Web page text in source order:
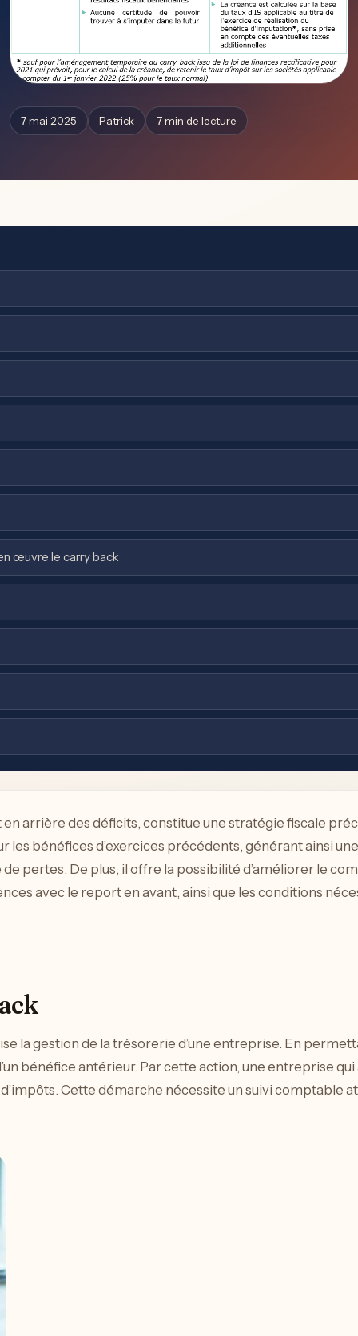
7 mai 2025 Patrick 7 min de lecture
œuvre le carry back
arrière des déficits, constitue une stratégie fiscale
les bénéfices d’exercices précédents, générant ainsi
pertes. De plus, il offre la possibilité d’améliorer le
avec le report en avant, ainsi que les conditions
la gestion de la trésorerie d’une entreprise. En
bénéfice antérieur. Par cette action, une entreprise
Cette démarche nécessite un suivi comptable